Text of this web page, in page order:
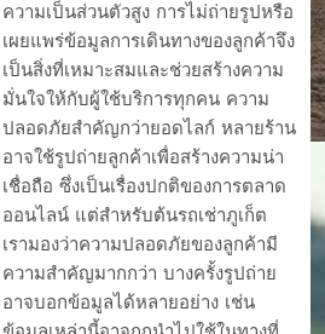
ความเป็นส่วนตัวสูง การไม่ถ่ายรูปหรือ
เผยแพร่ข้อมูลการเดินทางของลูกค้าจึง
เป็นสิ่งที่เหมาะสมและช่วยสร้างความ
มั่นใจให้กับผู้ใช้บริการทุกคน ความ
ปลอดภัยสำคัญกว่ายอดไลก์ หลายร้าน
อาจใช้รูปถ่ายลูกค้าเพื่อสร้างความน่า
เชื่อถือ ซึ่งเป็นเรื่องปกติของการตลาด
ออนไลน์ แต่สำหรับต้นรถเช่าภูเก็ต
เรามองว่าความปลอดภัยของลูกค้ามี
ความสำคัญมากกว่า บางครั้งรูปถ่าย
อาจบอกข้อมูลได้หลายอย่าง เช่น